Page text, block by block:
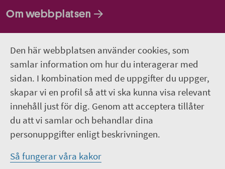
Den här webbplatsen använder cookies, som
samlar information om hur du interagerar med
sidan. I kombination med de uppgifter du uppger,
skapar vi en profil så att vi ska kunna visa relevant
innehåll just för dig. Genom att acceptera tillåter
du att vi samlar och behandlar dina
personuppgifter enligt beskrivningen.
Så fungerar våra kakor
Om webbplatsen
Följ oss
Lediga jobb
Pressrum
Facebook
Jobba hos oss – Facebook